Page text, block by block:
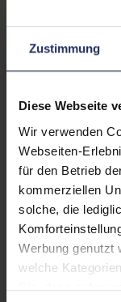
Zustimmung
Diese Webseite
Wir verwenden
Webseiten-
für den Betrieb
kommerziellen
solche, die
Werbung genutzt
welche
Sie, dass
Helligkeit:
Blickwinkel:
Pixelabstand:
Reaktionszeit:
Displaygröße:
Schnittstellen: